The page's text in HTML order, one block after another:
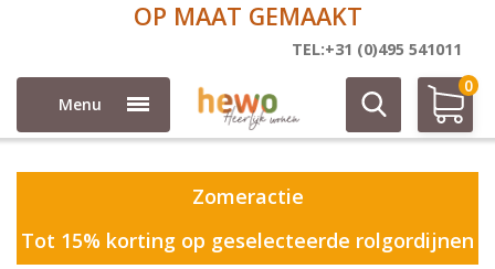
5 JAAR GARANTIE
TEL:+31 (0)495 541011
Menu
0
Overig
Zomeractie
Tot 15% korting op geselecteerde rolgordijnen